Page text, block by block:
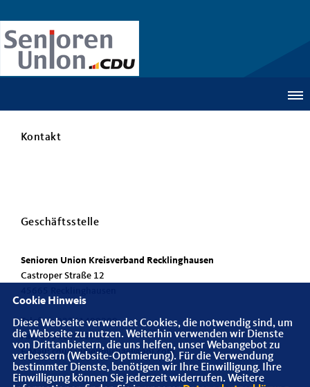
Kontakt
Geschäftsstelle
Senioren Union Kreisverband Recklinghausen
Castroper Straße 12
Telefon: 02361499200
Fax: 023614992924
E-Mail: cdudahmenmichael@aol.com
Cookie Hinweis
Diese Webseite verwendet Cookies, die notwendig sind, um
die Webseite zu nutzen. Weiterhin verwenden wir Dienste
von Drittanbietern, die uns helfen, unser Webangebot zu
verbessern (Website-Optmierung). Für die Verwendung
bestimmter Dienste, benötigen wir Ihre Einwilligung. Ihre
Einwilligung können Sie jederzeit widerrufen. Weitere